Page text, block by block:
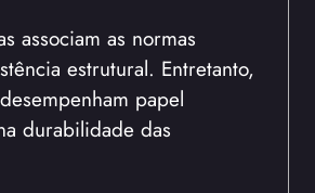
associam as normas
estrutural. Entretanto,
papel
durabilidade das